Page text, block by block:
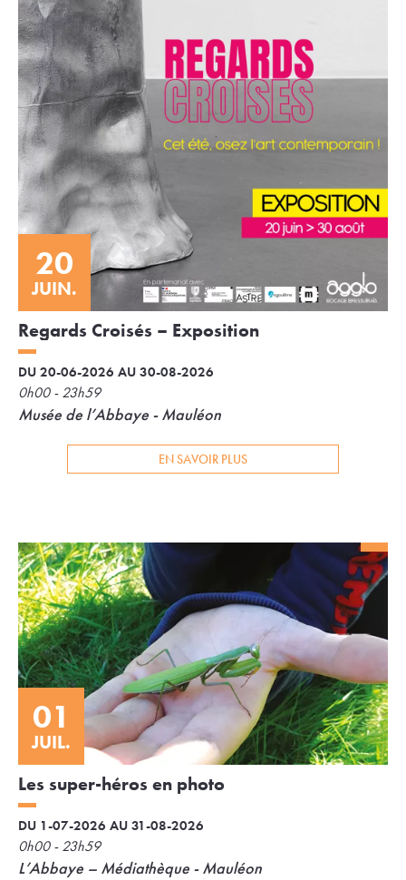
20
JUIN.
Regards Croisés – Exposition
DU 20-06-2026 AU 30-08-2026
0h00 - 23h59
Musée de l’Abbaye - Mauléon
EN SAVOIR PLUS
01
JUIL.
Les super-héros en photo
DU 1-07-2026 AU 31-08-2026
0h00 - 23h59
L’Abbaye – Médiathèque - Mauléon